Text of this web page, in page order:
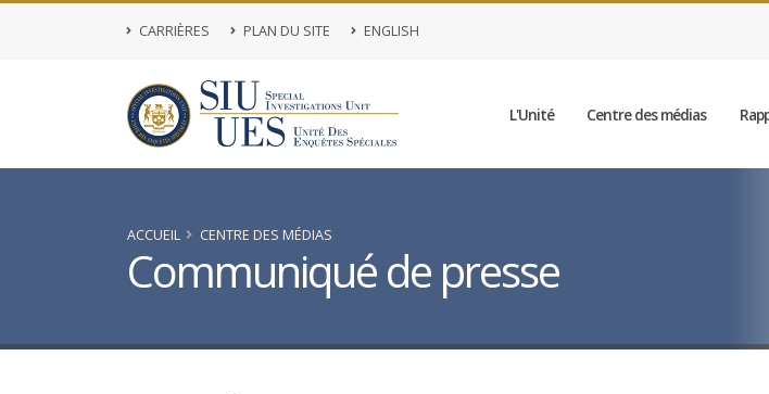
CARRIÈRES PLAN DU SITE ENGLISH
L'Unité Centre des médias
ACCUEIL CENTRE DES MÉDIAS
Communiqué de presse